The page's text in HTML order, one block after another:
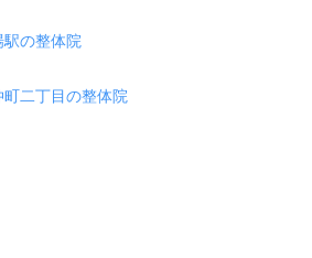
駅の整体院
町二丁目の整体院